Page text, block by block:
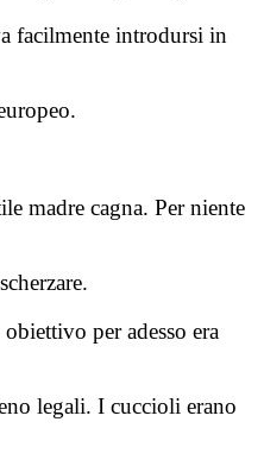
facilmente introdursi in
madre cagna. Per niente
per adesso era
legali. I cuccioli erano